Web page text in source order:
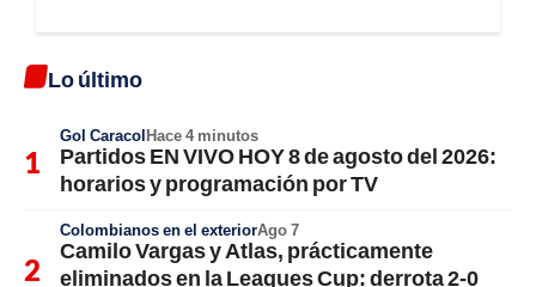
Lo último
Gol CaracolHace 4 minutos
Partidos EN VIVO HOY 8 de agosto del 2026:
horarios y programación por TV
Colombianos en el exteriorAgo 7
Camilo Vargas y Atlas, prácticamente
eliminados en la Leagues Cup: derrota 2-0